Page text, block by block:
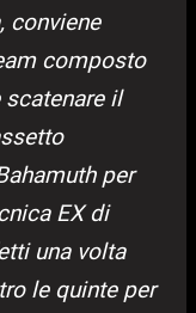
conviene
composto
il
per
EX di
una volta
le quinte per